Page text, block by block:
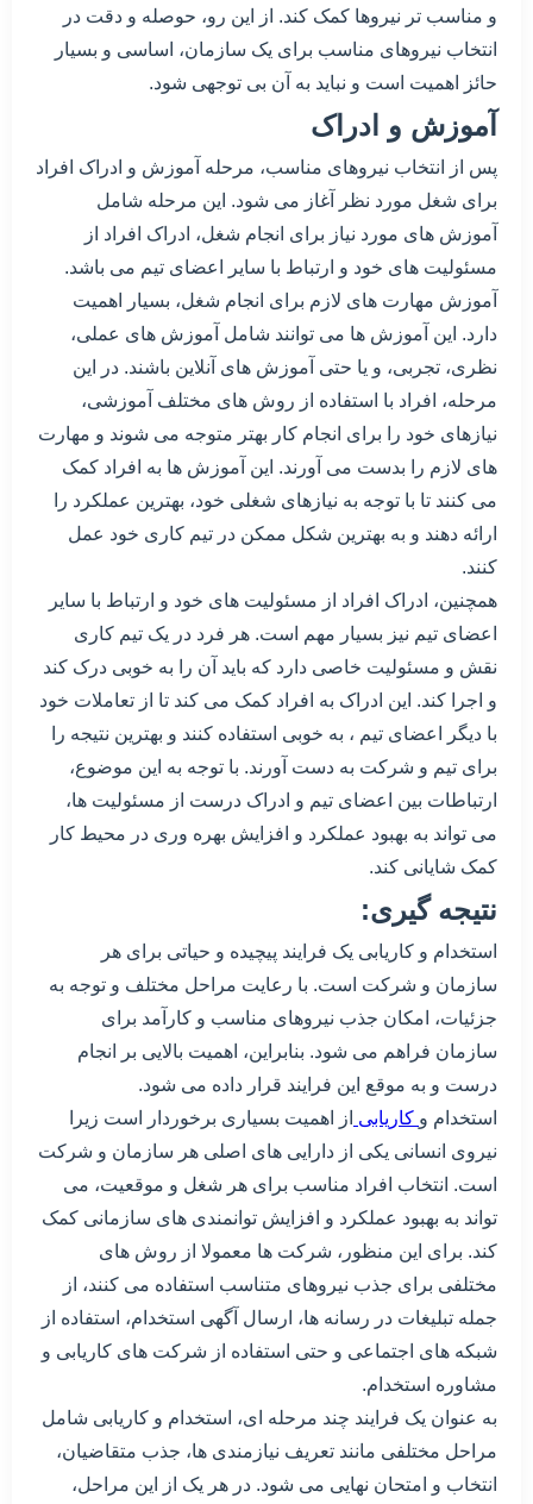
و مناسب تر نیروها کمک کند. از این رو، حوصله و دقت در
انتخاب نیروهای مناسب برای یک سازمان، اساسی و بسیار
حائز اهمیت است و نباید به آن بی توجهی شود.
آموزش و ادراک
پس از انتخاب نیروهای مناسب، مرحله آموزش و ادراک افراد
برای شغل مورد نظر آغاز می شود. این مرحله شامل
آموزش های مورد نیاز برای انجام شغل، ادراک افراد از
مسئولیت های خود و ارتباط با سایر اعضای تیم می باشد.
آموزش مهارت های لازم برای انجام شغل، بسیار اهمیت
دارد. این آموزش ها می توانند شامل آموزش های عملی،
نظری، تجربی، و یا حتی آموزش های آنلاین باشند. در این
مرحله، افراد با استفاده از روش های مختلف آموزشی،
نیازهای خود را برای انجام کار بهتر متوجه می شوند و مهارت
های لازم را بدست می آورند. این آموزش ها به افراد کمک
می کنند تا با توجه به نیازهای شغلی خود، بهترین عملکرد را
ارائه دهند و به بهترین شکل ممکن در تیم کاری خود عمل
کنند.
همچنین، ادراک افراد از مسئولیت های خود و ارتباط با سایر
اعضای تیم نیز بسیار مهم است. هر فرد در یک تیم کاری
نقش و مسئولیت خاصی دارد که باید آن را به خوبی درک کند
و اجرا کند. این ادراک به افراد کمک می کند تا از تعاملات خود
با دیگر اعضای تیم ، به خوبی استفاده کنند و بهترین نتیجه را
برای تیم و شرکت به دست آورند. با توجه به این موضوع،
ارتباطات بین اعضای تیم و ادراک درست از مسئولیت ها،
می تواند به بهبود عملکرد و افزایش بهره وری در محیط کار
کمک شایانی کند.
نتیجه گیری:
استخدام و کاریابی یک فرایند پیچیده و حیاتی برای هر
سازمان و شرکت است. با رعایت مراحل مختلف و توجه به
جزئیات، امکان جذب نیروهای مناسب و کارآمد برای
سازمان فراهم می شود. بنابراین، اهمیت بالایی بر انجام
درست و به موقع این فرایند قرار داده می شود.
استخدام و کاریابی از اهمیت بسیاری برخوردار است زیرا
نیروی انسانی یکی از دارایی های اصلی هر سازمان و شرکت
است. انتخاب افراد مناسب برای هر شغل و موقعیت، می
تواند به بهبود عملکرد و افزایش توانمندی های سازمانی کمک
کند. برای این منظور، شرکت ها معمولا از روش های
مختلفی برای جذب نیروهای متناسب استفاده می کنند، از
جمله تبلیغات در رسانه ها، ارسال آگهی استخدام، استفاده از
شبکه های اجتماعی و حتی استفاده از شرکت های کاریابی و
مشاوره استخدام.
به عنوان یک فرایند چند مرحله ای، استخدام و کاریابی شامل
مراحل مختلفی مانند تعریف نیازمندی ها، جذب متقاضیان،
انتخاب و امتحان نهایی می شود. در هر یک از این مراحل،